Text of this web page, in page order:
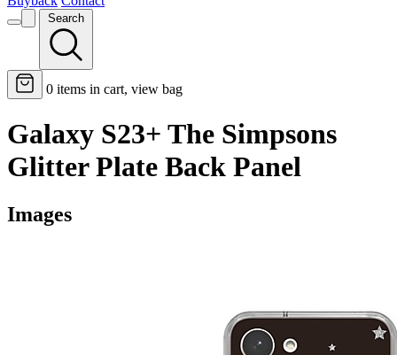
Search
0 items in cart, view bag
Galaxy S23+ The Simpsons
Glitter Plate Back Panel
Images